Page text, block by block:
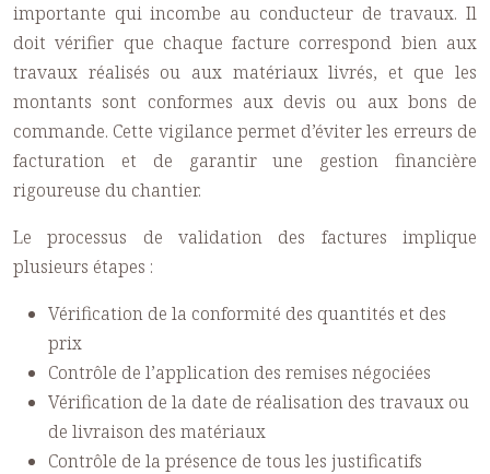
importante qui incombe au conducteur de travaux. Il
doit vérifier que chaque facture correspond bien aux
travaux réalisés ou aux matériaux livrés, et que les
montants sont conformes aux devis ou aux bons de
commande. Cette vigilance permet d’éviter les erreurs de
facturation et de garantir une gestion financière
rigoureuse du chantier.
Le processus de validation des factures implique
plusieurs étapes :
Vérification de la conformité des quantités et des
prix
Contrôle de l’application des remises négociées
Vérification de la date de réalisation des travaux ou
de livraison des matériaux
Contrôle de la présence de tous les justificatifs